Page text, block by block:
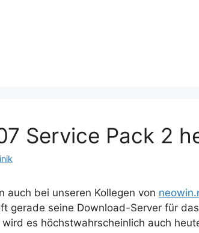
Service Pack 2
auch bei unseren Kollegen von
gerade seine Download-Server für
es höchstwahrscheinlich auch